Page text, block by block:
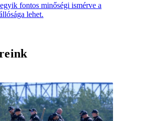
fontos minőségi ismérve a
lehet.